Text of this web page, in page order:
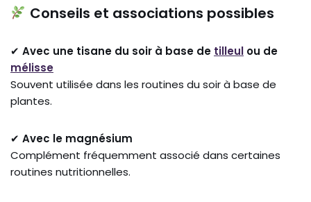
Conseils et associations possibles
✔ Avec une tisane du soir à base de tilleul ou de
mélisse
Souvent utilisée dans les routines du soir à base de
plantes.
✔ Avec le magnésium
Complément fréquemment associé dans certaines
routines nutritionnelles.